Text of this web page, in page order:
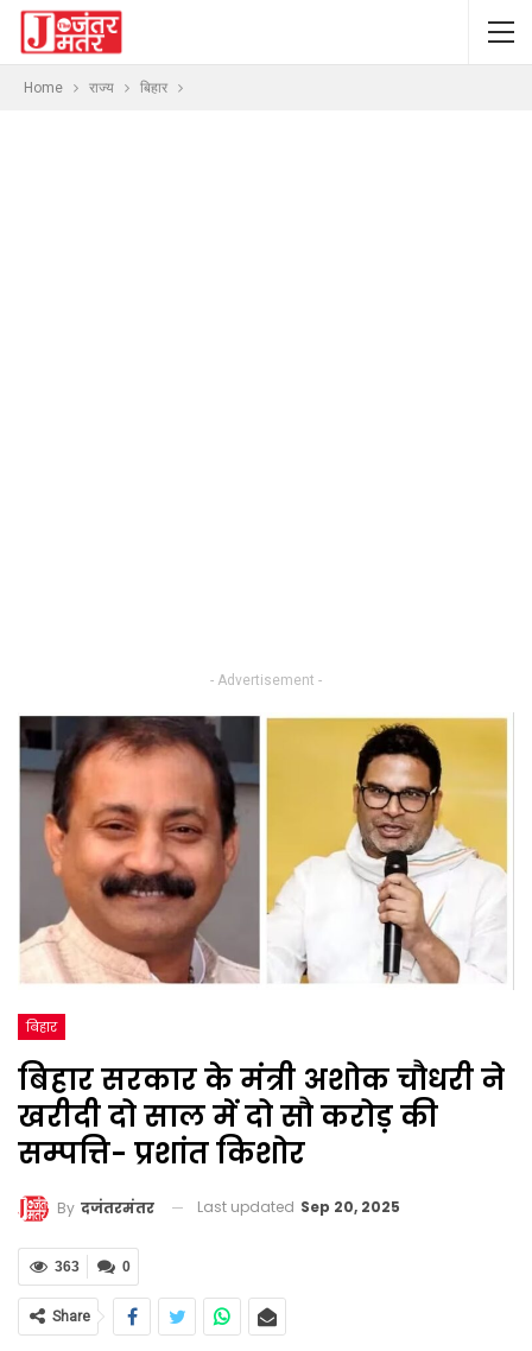
Home राज्य बिहार
- Advertisement -
बिहार
बिहार सरकार के मंत्री अशोक चौधरी ने
खरीदी दो साल में दो सौ करोड़ की
सम्पत्ति- प्रशांत किशोर
By दजंतरमंतर Last updated Sep 20, 2025
0
363
Share